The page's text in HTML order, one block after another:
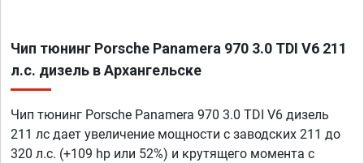
Чип тюнинг Porsche Panamera 970 3.0 TDI V6 211
л.с. дизель в Архангельске
Чип тюнинг Porsche Panamera 970 3.0 TDI V6 дизель
211 лс дает увеличение мощности с заводских 211 до
320 л.с. (+109 hp или 52%) и крутящего момента с